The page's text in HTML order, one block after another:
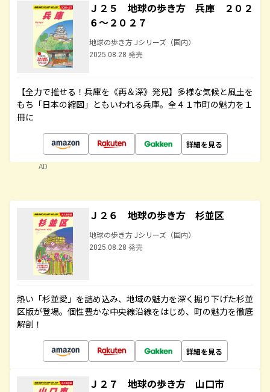
Ｊ２５ 地球の歩き方 兵庫 ２０２
６～２０２７
地球の歩き方 Jシリーズ（国内）
2025.08.28 発売
【全力で推せる！兵庫を《再＆深》発見】多様な気候と風土を
もち「日本の縮図」ともいわれる兵庫。全４１市町の魅力を１
冊に
詳細を見る
AD
Ｊ２６ 地球の歩き方 杉並区
地球の歩き方 Jシリーズ（国内）
2025.08.28 発売
熱い「杉並愛」を詰め込み、地域の魅力を深く掘り下げた杉並
区版が登場。個性豊かな中央線沿線をはじめ、町の魅力を徹底
解剖！
詳細を見る
Ｊ２７ 地球の歩き方 山口市